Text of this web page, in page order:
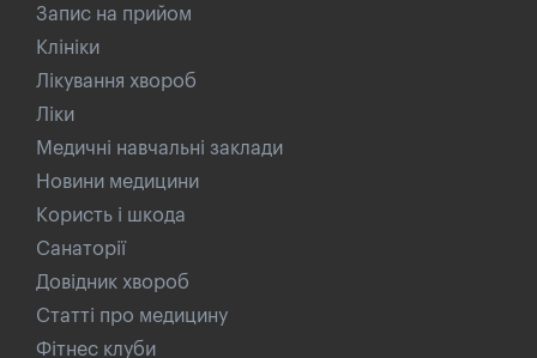
Запис на прийом
Клініки
Лікування хвороб
Ліки
Медичні навчальні заклади
Новини медицини
Користь і шкода
Санаторії
Довідник хвороб
Статті про медицину
Фітнес клуби